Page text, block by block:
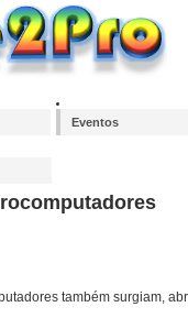
Eventos
também surgiam,